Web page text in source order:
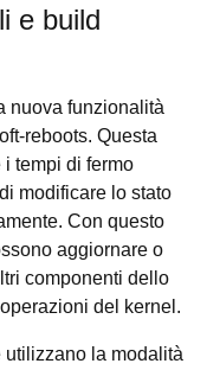
e build
nuova funzionalità
reboots. Questa
tempi di fermo
modificare lo stato
Con questo
aggiornare o
componenti dello
del kernel.
la modalità